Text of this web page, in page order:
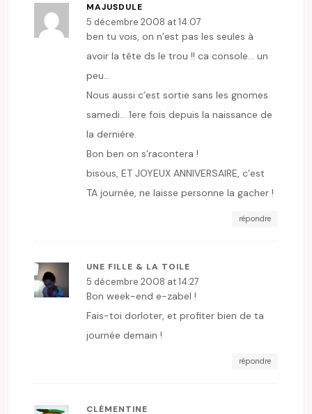
MAJUSDULE
5 décembre 2008 at 14:07
ben tu vois, on n’est pas les seules à
avoir la tête ds le trou !! ca console… un
peu…
Nous aussi c’est sortie sans les gnomes
samedi… 1ere fois depuis la naissance de
la dernière.
Bon ben on s’racontera !
bisous, ET JOYEUX ANNIVERSAIRE, c’est
TA journée, ne laisse personne la gacher !
répondre
UNE FILLE & LA TOILE
5 décembre 2008 at 14:27
Bon week-end e-zabel !
Fais-toi dorloter, et profiter bien de ta
journée demain !
répondre
CLÉMENTINE